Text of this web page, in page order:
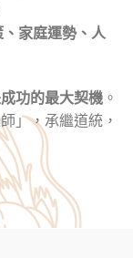
家庭運勢、人
功的最大契機 。
」，承繼道統，